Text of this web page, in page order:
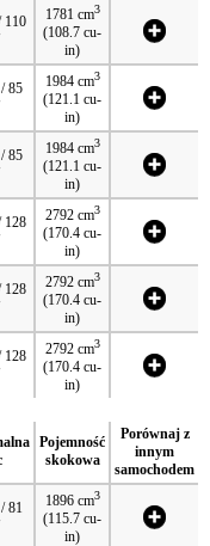
110
1781 cm3
(108.7 cu-
in)
85
1984 cm3
(121.1 cu-
in)
85
1984 cm3
(121.1 cu-
in)
128
2792 cm3
(170.4 cu-
in)
128
2792 cm3
(170.4 cu-
in)
128
2792 cm3
(170.4 cu-
in)
Pojemność
skokowa
Porównaj z
innym
samochodem
81
1896 cm3
(115.7 cu-
in)